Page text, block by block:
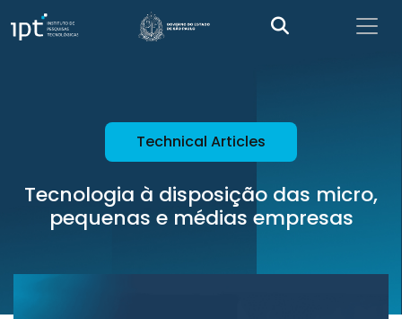
Technical Articles
Tecnologia à disposição das micro,
pequenas e médias empresas